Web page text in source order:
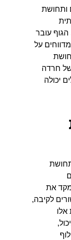
ותחושת
עובר
על
של חרדה
יכולה
תחושת
את
לקיבה,
אלו